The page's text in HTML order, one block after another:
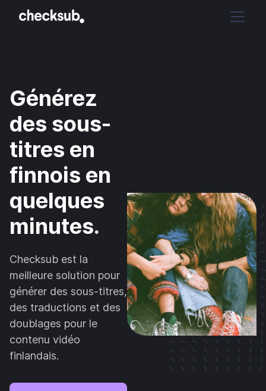
Générez
des sous-
titres en
finnois en
quelques
minutes.
Checksub est la
meilleure solution pour
générer des sous-titres,
des traductions et des
doublages pour le
contenu vidéo
finlandais.